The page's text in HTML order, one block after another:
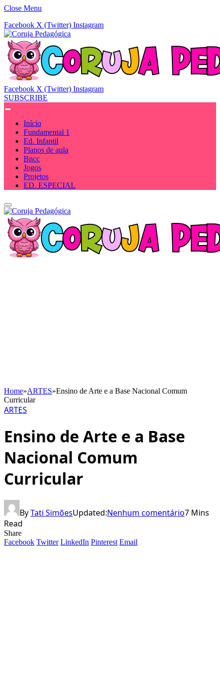
Close Menu
Facebook X (Twitter) Instagram
Facebook X (Twitter) Instagram
SUBSCRIBE
Início
Fundamental 1
Ed. Infantil
Planos de aula
Bncc
Jogos
Projetos
ED. ESPECIAL
Home»ARTES»Ensino de Arte e a Base Nacional Comum
Curricular
ARTES
Ensino de Arte e a Base
Nacional Comum
Curricular
ByTati SimõesUpdated:Nenhum comentário7 Mins
Read
Share
Facebook Twitter LinkedIn Pinterest Email